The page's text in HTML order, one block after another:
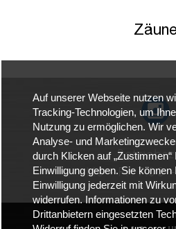
Mo – Fr: 7:00
Auf unserer Webseite nutzen
Tracking-Technologien, um
Nutzung zu ermöglichen. Wir
Analyse- und
durch Klicken auf „Zustimmen“
Einwilligung geben. Sie können
Einwilligung jederzeit mit
widerrufen. Informationen zu
Drittanbietern eingesetzten